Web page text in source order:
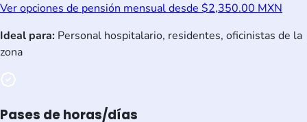
Ver opciones de pensión mensual desde $2,350.00 MXN
Ideal para: Personal hospitalario, residentes, oficinistas de la
zona
Pases de horas/días